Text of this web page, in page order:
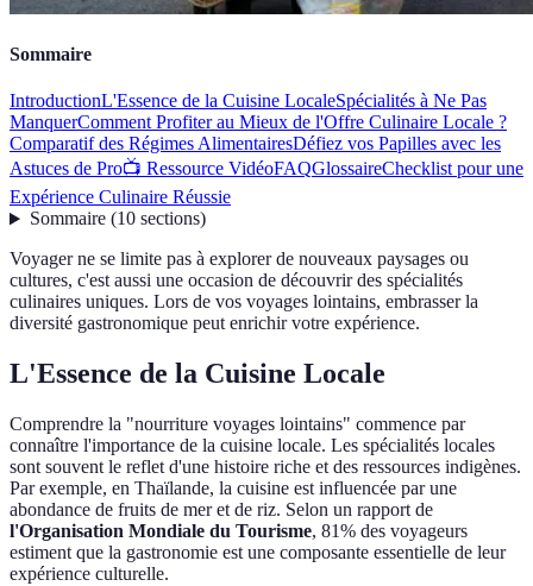
Sommaire
IntroductionL'Essence de la Cuisine LocaleSpécialités à Ne Pas
ManquerComment Profiter au Mieux de l'Offre Culinaire Locale ?
Comparatif des Régimes AlimentairesDéfiez vos Papilles avec les
Astuces de Pro📺 Ressource VidéoFAQGlossaireChecklist pour une
Expérience Culinaire Réussie
Sommaire(10 sections)
Voyager ne se limite pas à explorer de nouveaux paysages ou
cultures, c'est aussi une occasion de découvrir des spécialités
culinaires uniques. Lors de vos voyages lointains, embrasser la
diversité gastronomique peut enrichir votre expérience.
L'Essence de la Cuisine Locale
Comprendre la "nourriture voyages lointains" commence par
connaître l'importance de la cuisine locale. Les spécialités locales
sont souvent le reflet d'une histoire riche et des ressources indigènes.
Par exemple, en Thaïlande, la cuisine est influencée par une
abondance de fruits de mer et de riz. Selon un rapport de
l'Organisation Mondiale du Tourisme, 81% des voyageurs
estiment que la gastronomie est une composante essentielle de leur
expérience culturelle.